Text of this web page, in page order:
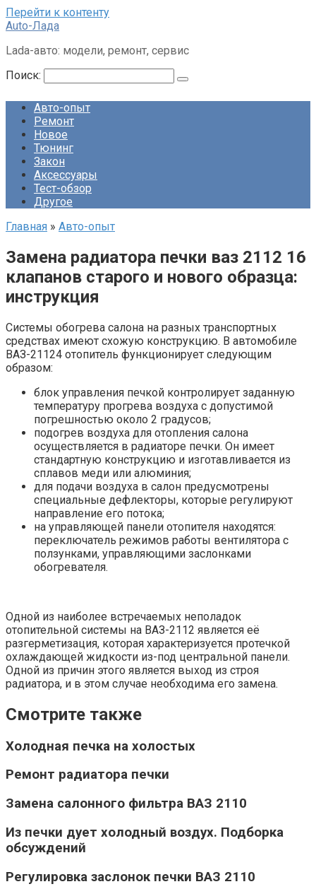
Перейти к контенту
Auto-Лада
Lada-авто: модели, ремонт, сервис
Поиск:
Авто-опыт
Ремонт
Новое
Тюнинг
Закон
Аксессуары
Тест-обзор
Другое
Главная » Авто-опыт
Замена радиатора печки ваз 2112 16
клапанов старого и нового образца:
инструкция
Системы обогрева салона на разных транспортных
средствах имеют схожую конструкцию. В автомобиле
ВАЗ-21124 отопитель функционирует следующим
образом:
блок управления печкой контролирует заданную
температуру прогрева воздуха с допустимой
погрешностью около 2 градусов;
подогрев воздуха для отопления салона
осуществляется в радиаторе печки. Он имеет
стандартную конструкцию и изготавливается из
сплавов меди или алюминия;
для подачи воздуха в салон предусмотрены
специальные дефлекторы, которые регулируют
направление его потока;
на управляющей панели отопителя находятся:
переключатель режимов работы вентилятора с
ползунками, управляющими заслонками
обогревателя.
Одной из наиболее встречаемых неполадок
отопительной системы на ВАЗ-2112 является её
разгерметизация, которая характеризуется протечкой
охлаждающей жидкости из-под центральной панели.
Одной из причин этого является выход из строя
радиатора, и в этом случае необходима его замена.
Смотрите также
Холодная печка на холостых
Ремонт радиатора печки
Замена салонного фильтра ВАЗ 2110
Из печки дует холодный воздух. Подборка
обсуждений
Регулировка заслонок печки ВАЗ 2110